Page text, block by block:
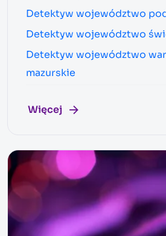
Detektyw województwo
Detektyw województwo
Detektyw województwo
mazurskie
Więcej